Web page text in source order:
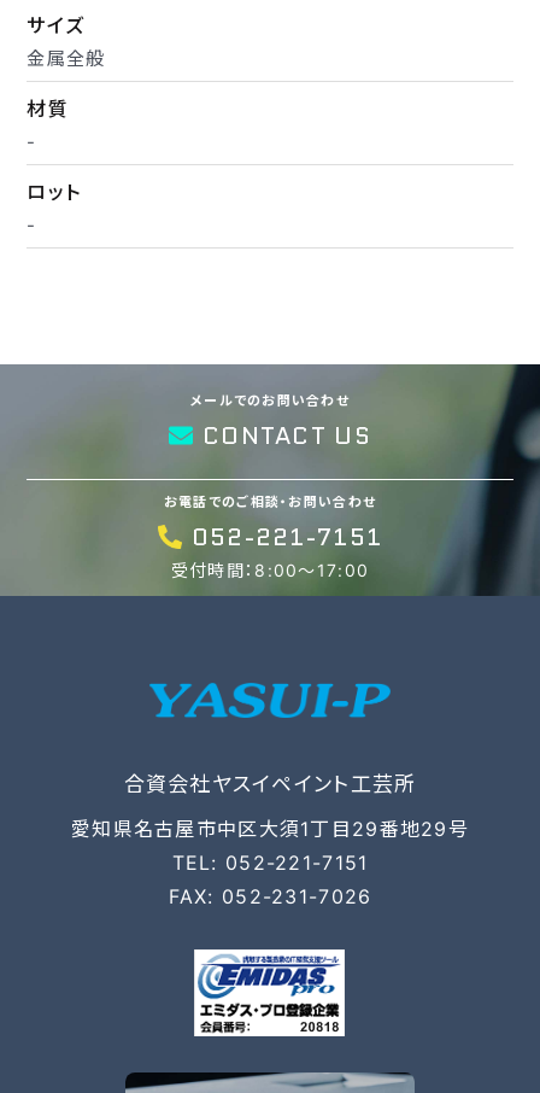
サイズ
金属全般
材質
-
ロット
-
メールでのお問い合わせ
CONTACT US
お電話でのご相談・お問い合わせ
052-221-7151
受付時間：8:00〜17:00
合資会社ヤスイペイント工芸所
愛知県名古屋市中区大須1丁目29番地29号
TEL: 052-221-7151
FAX: 052-231-7026